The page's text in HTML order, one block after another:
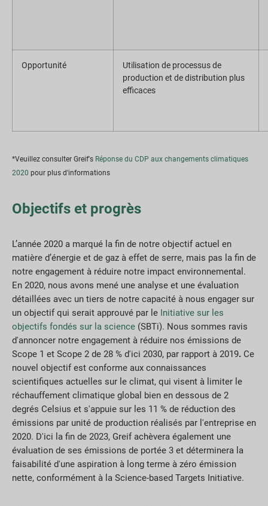
Opportunité
Utilisation de processus de
production et de distribution plus
efficaces
*Veuillez consulter Greif's Réponse du CDP aux changements climatiques
2020 pour plus d'informations
Objectifs et progrès
L’année 2020 a marqué la fin de notre objectif actuel en
matière d’énergie et de gaz à effet de serre, mais pas la fin de
notre engagement à réduire notre impact environnemental.
En 2020, nous avons mené une analyse et une évaluation
détaillées avec un tiers de notre capacité à nous engager sur
un objectif qui serait approuvé par le Initiative sur les
objectifs fondés sur la science (SBTi). Nous sommes ravis
d'annoncer notre engagement à réduire nos émissions de
Scope 1 et Scope 2 de 28 % d'ici 2030, par rapport à 2019. Ce
nouvel objectif est conforme aux connaissances
scientifiques actuelles sur le climat, qui visent à limiter le
réchauffement climatique global bien en dessous de 2
degrés Celsius et s'appuie sur les 11 % de réduction des
émissions par unité de production réalisés par l'entreprise en
2020. D'ici la fin de 2023, Greif achèvera également une
évaluation de ses émissions de portée 3 et déterminera la
faisabilité d'une aspiration à long terme à zéro émission
nette, conformément à la Science-based Targets Initiative.